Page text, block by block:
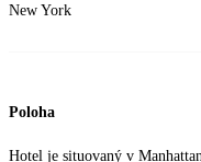
New York
Poloha
Hotel je situovaný v